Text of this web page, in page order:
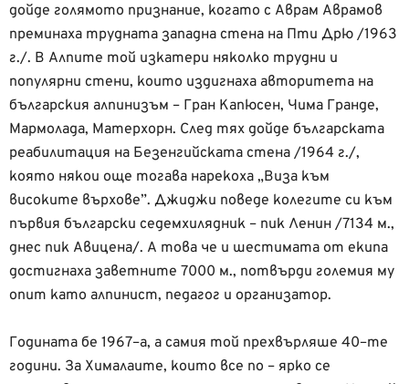
дойде голямото признание, когато с Аврам Аврамов
преминаха трудната западна стена на Пти Дрю /1963
г./. В Алпите той изкатери няколко трудни и
популярни стени, които издигнаха авторитета на
българския алпинизъм – Гран Капюсен, Чима Гранде,
Мармолада, Матерхорн. След тях дойде българската
реабилитация на Безенгийската стена /1964 г./,
която някои още тогава нарекоха „Виза към
високите върхове”. Джиджи поведе колегите си към
първия български седемхилядник – пик Ленин /7134 м.,
днес пик Авицена/. А това че и шестимата от екипа
достигнаха заветните 7000 м., потвърди големия му
опит като алпинист, педагог и организатор.
Годината бе 1967–а, а самия той прехвърляше 40–те
години. За Хималаите, които все по – ярко се